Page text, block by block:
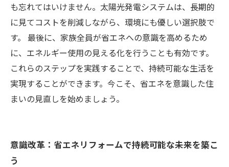
も忘れてはいけません。太陽光発電システムは、長期的
に見てコストを削減しながら、環境にも優しい選択肢で
す。 最後に、家族全員が省エネへの意識を高めるため
に、エネルギー使用の見える化を行うことも有効です。
これらのステップを実践することで、持続可能な生活を
実現することができます。今こそ、省エネを意識した住
まいの見直しを始めましょう。
意識改革：省エネリフォームで持続可能な未来を築こ
う